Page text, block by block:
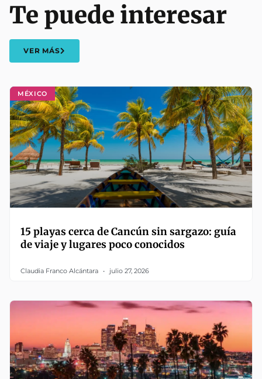
MÉXICO
15 playas cerca de Cancún sin sargazo: guía
de viaje y lugares poco conocidos
Claudia Franco Alcántara julio 27, 2026
Te puede interesar
VER MÁS